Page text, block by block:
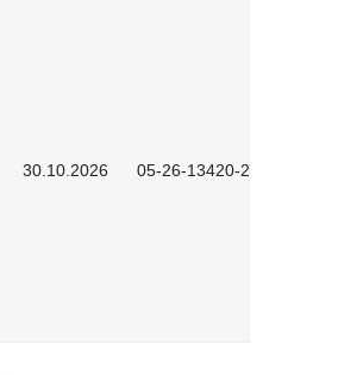
30.10.2026 05-26-13420-2601